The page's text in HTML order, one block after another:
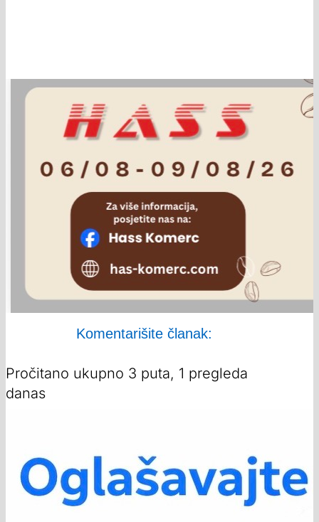
Komentarišite članak:
Pročitano ukupno 3 puta, 1 pregleda
danas